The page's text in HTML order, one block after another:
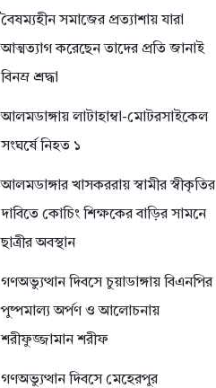
বৈষম্যহীন সমাজের প্রত্যাশায় যারা
আত্মত্যাগ করেছেন তাদের প্রতি জানাই
বিনম্র শ্রদ্ধা
আলমডাঙ্গায় লাটাহাম্বা-মোটরসাইকেল
সংঘর্ষে নিহত ১
আলমডাঙ্গার খাসকররায় স্বামীর স্বীকৃতির
দাবিতে কোচিং শিক্ষকের বাড়ির সামনে
ছাত্রীর অবস্থান
গণঅভ্যুত্থান দিবসে চুয়াডাঙ্গায় বিএনপির
পুষ্পমাল্য অর্পণ ও আলোচনায়
শরীফুজ্জামান শরীফ
গণঅভ্যুত্থান দিবসে মেহেরপুর